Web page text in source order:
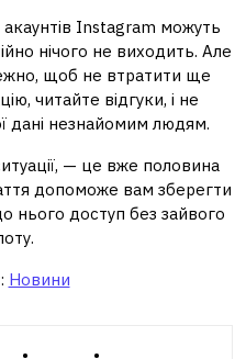
Instagram можуть
нічого не виходить. Але
щоб не втратити ще
читайте відгуки, і не
дані незнайомим людям.
— це вже половина
допоможе вам зберегти
нього доступ без зайвого
Новини